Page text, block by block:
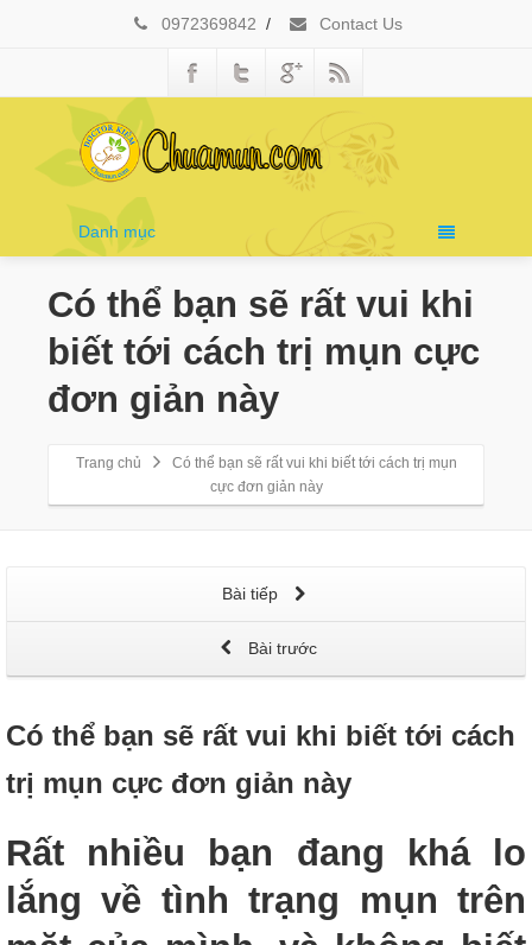
0972369842 / Contact Us
Danh mục
Có thể bạn sẽ rất vui khi
biết tới cách trị mụn cực
đơn giản này
Trang chủ
Có thể bạn sẽ rất vui khi biết tới cách trị mụn
cực đơn giản này
Bài tiếp
Bài trước
Có thể bạn sẽ rất vui khi biết tới cách
trị mụn cực đơn giản này
Rất nhiều bạn đang khá lo
lắng về tình trạng mụn trên